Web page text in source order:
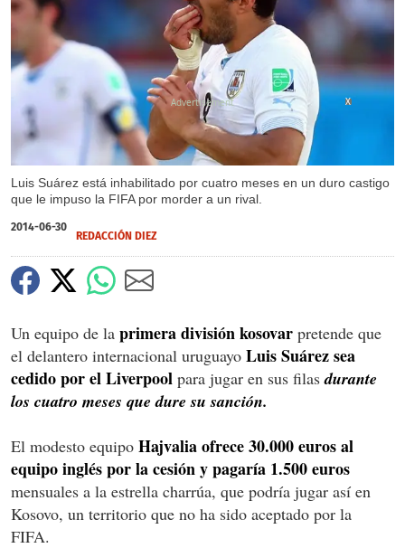
Luis Suárez está inhabilitado por cuatro meses en un duro castigo
que le impuso la FIFA por morder a un rival.
X
2014-06-30
REDACCIÓN DIEZ
Un equipo de la primera división kosovar pretende que
el delantero internacional uruguayo Luis Suárez sea
cedido por el Liverpool para jugar en sus filasdurante
los cuatro meses que dure su sanción.
El modesto equipo Hajvalia ofrece 30.000 euros al
equipo inglés por la cesión y pagaría 1.500 euros
mensuales a la estrella charrúa, que podría jugar así en
Kosovo, un territorio que no ha sido aceptado por la
FIFA.